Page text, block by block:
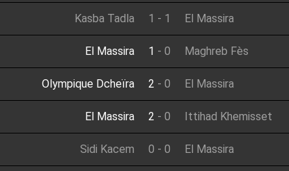
Kasba Tadla 1 - 1 El Massira
El Massira 1 - 0 Maghreb Fès
Olympique Dcheïra 2 - 0 El Massira
El Massira 2 - 0 Ittihad Khemisset
Sidi Kacem 0 - 0 El Massira